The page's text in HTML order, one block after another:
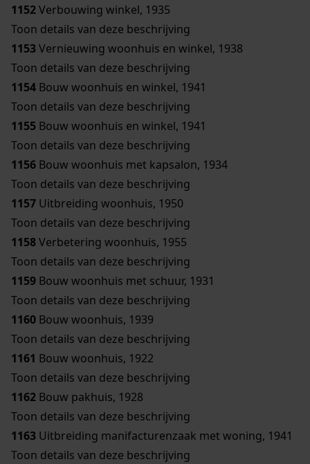
1152Verbouwing winkel, 1935
Toon details van deze beschrijving
1153Vernieuwing woonhuis en winkel, 1938
Toon details van deze beschrijving
1154 Bouw woonhuis en winkel, 1941
Toon details van deze beschrijving
1155 Bouw woonhuis en winkel, 1941
Toon details van deze beschrijving
1156 Bouw woonhuis met kapsalon, 1934
Toon details van deze beschrijving
1157 Uitbreiding woonhuis, 1950
Toon details van deze beschrijving
1158Verbetering woonhuis, 1955
Toon details van deze beschrijving
1159 Bouw woonhuis met schuur, 1931
Toon details van deze beschrijving
1160 Bouw woonhuis, 1939
Toon details van deze beschrijving
1161 Bouw woonhuis, 1922
Toon details van deze beschrijving
1162 Bouw pakhuis, 1928
Toon details van deze beschrijving
1163 Uitbreiding manifacturenzaak met woning, 1941
Toon details van deze beschrijving